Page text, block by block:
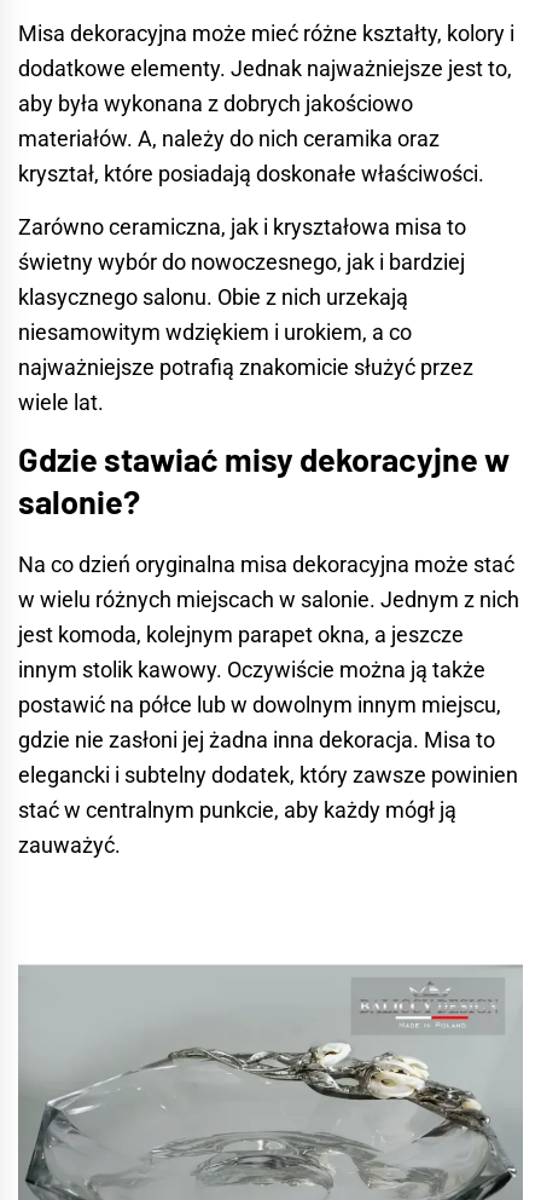
Misa dekoracyjna może mieć różne kształty, kolory i
dodatkowe elementy. Jednak najważniejsze jest to,
aby była wykonana z dobrych jakościowo
materiałów. A, należy do nich ceramika oraz
kryształ, które posiadają doskonałe właściwości.
Zarówno ceramiczna, jak i kryształowa misa to
świetny wybór do nowoczesnego, jak i bardziej
klasycznego salonu. Obie z nich urzekają
niesamowitym wdziękiem i urokiem, a co
najważniejsze potrafią znakomicie służyć przez
wiele lat.
Gdzie stawiać misy dekoracyjne w
salonie?
Na co dzień oryginalna misa dekoracyjna może stać
w wielu różnych miejscach w salonie. Jednym z nich
jest komoda, kolejnym parapet okna, a jeszcze
innym stolik kawowy. Oczywiście można ją także
postawić na półce lub w dowolnym innym miejscu,
gdzie nie zasłoni jej żadna inna dekoracja. Misa to
elegancki i subtelny dodatek, który zawsze powinien
stać w centralnym punkcie, aby każdy mógł ją
zauważyć.